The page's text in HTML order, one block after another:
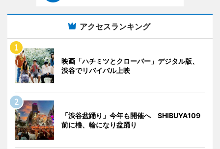
アクセスランキング
映画「ハチミツとクローバー」デジタル版、
渋谷でリバイバル上映
「渋谷盆踊り」今年も開催へ SHIBUYA109
前に櫓、輪になり盆踊り